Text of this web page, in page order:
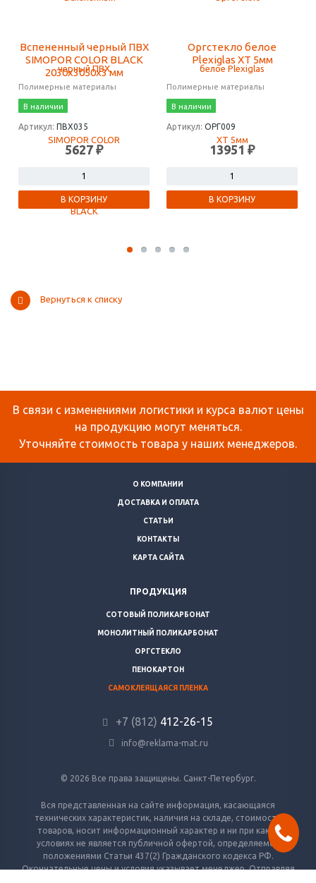
Вспененный черный ПВХ
SIMOPOR COLOR BLACK
2030х3050х3 мм
Полимерные материалы
В наличии
Артикул: ПВХ035
5627 ₽
В КОРЗИНУ
Оргстекло белое
Plexiglas XT 5мм
Полимерные материалы
В наличии
Артикул: ОРГ009
13951 ₽
В КОРЗИНУ
Вернуться к списку
В связи с изменениями логистики и курса валют цены
на продукцию могут меняться.
Уточняйте стоимость товара у наших менеджеров.
О КОМПАНИИ
ДОСТАВКА И ОПЛАТА
СТАТЬИ
КОНТАКТЫ
КАРТА САЙТА
ПРОДУКЦИЯ
СОТОВЫЙ ПОЛИКАРБОНАТ
МОНОЛИТНЫЙ ПОЛИКАРБОНАТ
ОРГСТЕКЛО
ПЕНОКАРТОН
САМОКЛЕЯЩАЯСЯ ПЛЕНКА
+7 (812) 412-26-15
info@reklama-mat.ru
© 2026 Все права защищены. Санкт-Петербург.
Вся представленная на сайте информация, касающаяся
технических характеристик, наличия на складе, стоимости
товаров, носит информационный характер и ни при каких
условиях не является публичной офертой, определяемой
положениями Статьи 437(2) Гражданского кодекса РФ.
Окончательные цены и условия указывает менеджер. Отправляя